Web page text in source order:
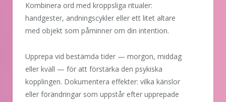
Kombinera ord med kroppsliga ritualer:
handgester, andningscykler eller ett litet altare
med objekt som påminner om din intention.
Upprepa vid bestämda tider — morgon, middag
eller kväll — för att förstärka den psykiska
kopplingen. Dokumentera effekter: vilka känslor
eller förändringar som uppstår efter upprepade